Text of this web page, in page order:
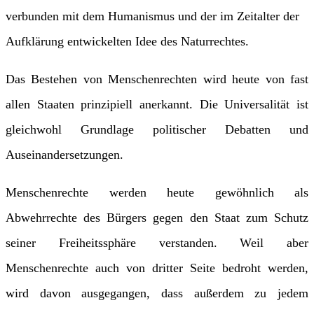
verbunden mit dem Humanismus und der im Zeitalter der
Aufklärung entwickelten Idee des Naturrechtes.
Das Bestehen von Menschenrechten wird heute von fast
allen Staaten prinzipiell anerkannt. Die Universalität ist
gleichwohl Grundlage politischer Debatten und
Auseinandersetzungen.
Menschenrechte werden heute gewöhnlich als
Abwehrrechte des Bürgers gegen den Staat zum Schutz
seiner Freiheitssphäre verstanden. Weil aber
Menschenrechte auch von dritter Seite bedroht werden,
wird davon ausgegangen, dass außerdem zu jedem